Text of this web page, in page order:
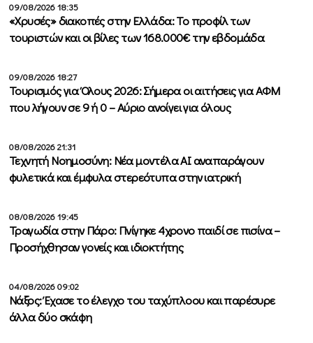
09/08/2026 18:35
«Χρυσές» διακοπές στην Ελλάδα: Το προφίλ των
τουριστών και οι βίλες των 168.000€ την εβδομάδα
09/08/2026 18:27
Τουρισμός για Όλους 2026: Σήμερα οι αιτήσεις για ΑΦΜ
που λήγουν σε 9 ή 0 – Αύριο ανοίγει για όλους
08/08/2026 21:31
Τεχνητή Νοημοσύνη: Νέα μοντέλα ΑΙ αναπαράγουν
φυλετικά και έμφυλα στερεότυπα στην ιατρική
08/08/2026 19:45
Τραγωδία στην Πάρο: Πνίγηκε 4χρονο παιδί σε πισίνα –
Προσήχθησαν γονείς και ιδιοκτήτης
04/08/2026 09:02
Νάξος: Έχασε το έλεγχο του ταχύπλοου και παρέσυρε
άλλα δύο σκάφη